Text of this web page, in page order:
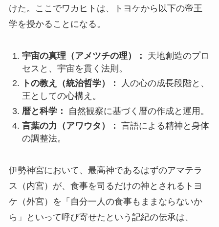
けた。ここでワカヒトは、トヨケから以下の帝王
学を授かることになる。
宇宙の真理（アメツチの理）：
天地創造のプロ
セスと、宇宙を貫く法則。
トの教え（統治哲学）：
人の心の成長段階と、
王としての心構え。
暦と科学：
自然観察に基づく暦の作成と運用。
言葉の力（アワウタ）： 言語による精神と身体
の調整法。
伊勢神宮において、最高神であるはずのアマテラ
ス（内宮）が、食事を司るだけの神とされるトヨ
ケ（外宮）を「自分一人の食事もままならないか
ら」といって呼び寄せたという記紀の伝承は、